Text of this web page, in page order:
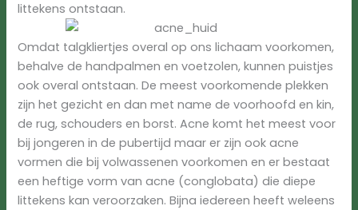
littekens ontstaan.
Omdat talgkliertjes overal op ons lichaam voorkomen,
behalve de handpalmen en voetzolen, kunnen puistjes
ook overal ontstaan. De meest voorkomende plekken
zijn het gezicht en dan met name de voorhoofd en kin,
de rug, schouders en borst. Acne komt het meest voor
bij jongeren in de pubertijd maar er zijn ook acne
vormen die bij volwassenen voorkomen en er bestaat
een heftige vorm van acne (conglobata) die diepe
littekens kan veroorzaken. Bijna iedereen heeft weleens